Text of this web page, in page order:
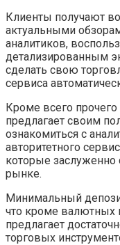
Клиенты получают
актуальными
аналитиков,
детализированным
сделать свою
сервиса
Кроме всего прочего
предлагает своим
ознакомиться с
авторитетного
которые заслуженно
рынке.
Минимальный
что кроме
предлагает
торговых